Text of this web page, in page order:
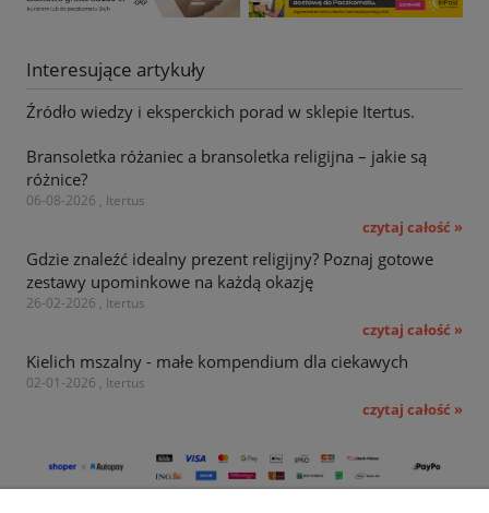
Interesujące artykuły
Źródło wiedzy i eksperckich porad w sklepie Itertus.
Bransoletka różaniec a bransoletka religijna – jakie są
różnice?
06-08-2026 , Itertus
czytaj całość »
Gdzie znaleźć idealny prezent religijny? Poznaj gotowe
zestawy upominkowe na każdą okazję
26-02-2026 , Itertus
czytaj całość »
Kielich mszalny - małe kompendium dla ciekawych
02-01-2026 , Itertus
czytaj całość »